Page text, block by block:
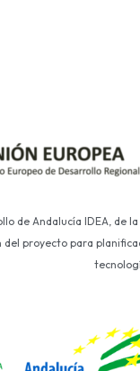
de Andalucía IDEA,
proyecto para